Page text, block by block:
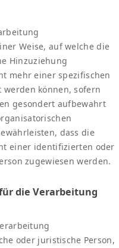
Weise, auf welche die
Hinzuziehung
mehr einer spezifischen
können, sofern
gesondert aufbewahrt
dass die
einer identifizierten oder
zugewiesen werden.
die Verarbeitung
oder juristische Person,